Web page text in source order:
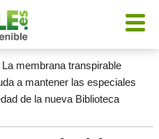
La membrana transpirable
a mantener las especiales
de la nueva Biblioteca